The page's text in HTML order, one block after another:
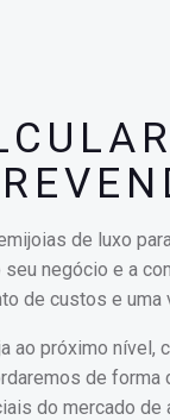
de luxo
negócio e a
de custos e
ao próximo
de
do mercado de